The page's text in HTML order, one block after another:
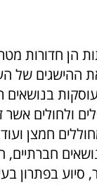
הן חדורות
ההישגים של
בנושאים
ולחולים אשר
חמצן
חברתיים,
סיוע בפתרון